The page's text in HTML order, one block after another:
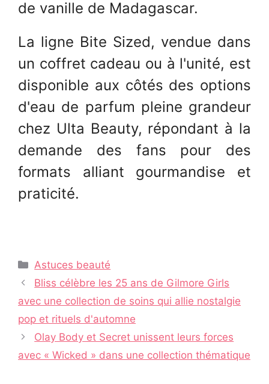
de vanille de Madagascar.
La ligne Bite Sized, vendue dans
un coffret cadeau ou à l'unité, est
disponible aux côtés des options
d'eau de parfum pleine grandeur
chez Ulta Beauty, répondant à la
demande des fans pour des
formats alliant gourmandise et
praticité.
Catégories
Astuces beauté
Navigation
Bliss célèbre les 25 ans de Gilmore Girls
avec une collection de soins qui allie nostalgie
pop et rituels d'automne
Olay Body et Secret unissent leurs forces
avec « Wicked » dans une collection thématique